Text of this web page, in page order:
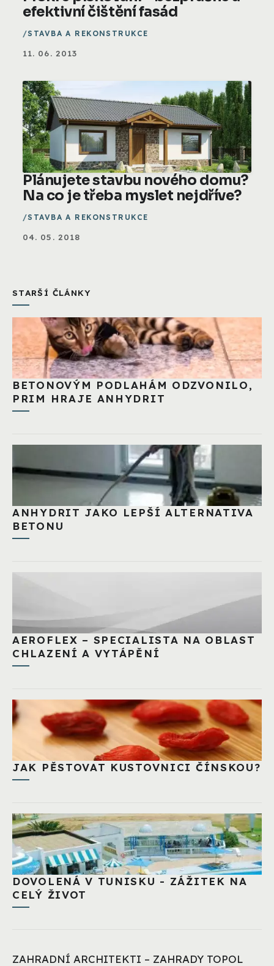
efektivní čištění fasád
STAVBA A REKONSTRUKCE
11. 06. 2013
Plánujete stavbu nového domu?
Na co je třeba myslet nejdříve?
STAVBA A REKONSTRUKCE
04. 05. 2018
STARŠÍ ČLÁNKY
BETONOVÝM PODLAHÁM ODZVONILO,
PRIM HRAJE ANHYDRIT
ANHYDRIT JAKO LEPŠÍ ALTERNATIVA
BETONU
AEROFLEX – SPECIALISTA NA OBLAST
CHLAZENÍ A VYTÁPĚNÍ
JAK PĚSTOVAT KUSTOVNICI ČÍNSKOU?
DOVOLENÁ V TUNISKU - ZÁŽITEK NA
CELÝ ŽIVOT
ZAHRADNÍ ARCHITEKTI – ZAHRADY TOPOL